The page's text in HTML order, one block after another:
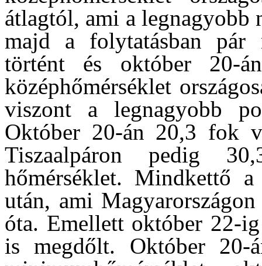
átlagtól, ami a legnagyobb
majd a folytatásban pár
történt és október 20-
középhőmérséklet
viszont a legnagyobb
Október 20-án 20,3 fok
Tiszaalpáron pedig
hőmérséklet. Mindkettő
után, ami
óta. Emellett október 22-
is megdőlt. Október